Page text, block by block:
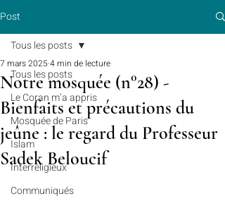
Post
Tous les posts
Le Coran m’a appris
Mosquée de Paris
Islam
Interreligieux
Communiqués
Tous les posts
Notre mosquée (n°28) -
Bienfaits et précautions du
jeûne : le regard du Professeur
Sadek Beloucif
7 mars 20254 min de lecture